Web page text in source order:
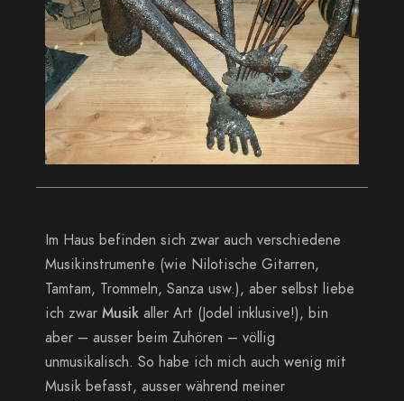
Im Haus befinden sich zwar auch verschiedene
Musikinstrumente (wie Nilotische Gitarren,
Tamtam, Trommeln, Sanza usw.), aber selbst liebe
ich zwar Musik aller Art (Jodel inklusive!), bin
aber – ausser beim Zuhören – völlig
unmusikalisch. So habe ich mich auch wenig mit
Musik befasst, ausser während meiner